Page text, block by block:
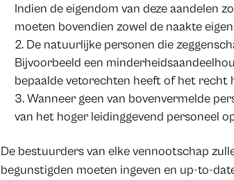
Indien de eigendom van deze aandelen
moeten bovendien zowel de naakte
De natuurlijke personen die
Bijvoorbeeld een
bepaalde vetorechten heeft of het recht
Wanneer geen van bovenvermelde
van het hoger leidinggevend personeel
De bestuurders van elke vennootschap
begunstigden moeten ingeven en up-to-